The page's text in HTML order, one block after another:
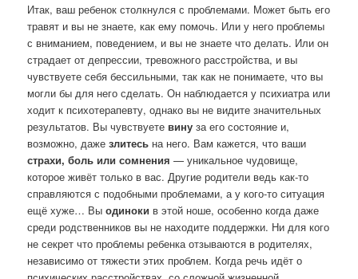
Итак, ваш ребенок столкнулся с проблемами. Может быть его
травят и вы не знаете, как ему помочь. Или у него проблемы
с вниманием, поведением, и вы не знаете что делать. Или он
страдает от депрессии, тревожного расстройства, и вы
чувствуете себя бессильными, так как не понимаете, что вы
могли бы для него сделать. Он наблюдается у психиатра или
ходит к психотерапевту, однако вы не видите значительных
результатов. Вы чувствуете вину за его состояние и,
возможно, дажезлитесь на него. Вам кажется, что ваши
страхи, боль или сомнения — уникальное чудовище,
которое живёт только в вас. Другие родители ведь как-то
справляются с подобными проблемами, а у кого-то ситуация
ещё хуже… Выодиноки в этой ноше, особенно когда даже
среди родственников вы не находите поддержки. Ни для кого
не секрет что проблемы ребенка отзываются в родителях,
независимо от тяжести этих проблем. Когда речь идёт о